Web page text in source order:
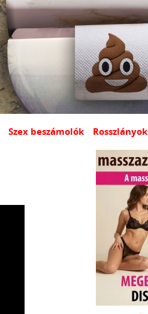
Szex beszámolók Rosszlányok